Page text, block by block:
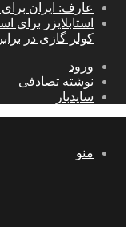
عارف: ایران
استابلایزر برای
کولر گازی در
ورود
نوشته تصادفی
سایدبار
منو